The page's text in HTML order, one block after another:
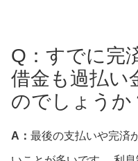
Q：すでに完
借金も過払い
のでしょうか
A： 最後の支払いや完済